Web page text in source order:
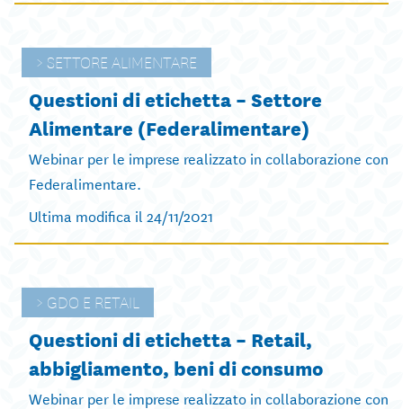
SETTORE ALIMENTARE
Questioni di etichetta – Settore
Alimentare (Federalimentare)
Webinar per le imprese realizzato in collaborazione con
Federalimentare.
Ultima modifica il 24/11/2021
GDO E RETAIL
Questioni di etichetta – Retail,
abbigliamento, beni di consumo
Webinar per le imprese realizzato in collaborazione con